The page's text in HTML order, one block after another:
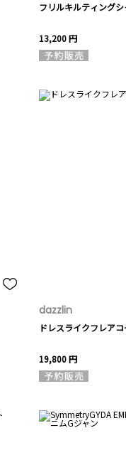
フリルキルティング
13,200 円
dazzlin
ドレスライクフレアコ
19,800 円